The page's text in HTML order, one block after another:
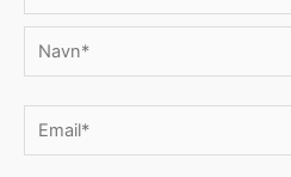
Navn*
Email*